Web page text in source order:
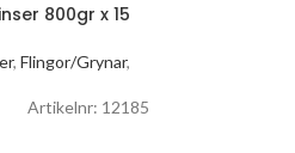
800gr x 15
, Flingor/Grynar,
Artikelnr: 12185